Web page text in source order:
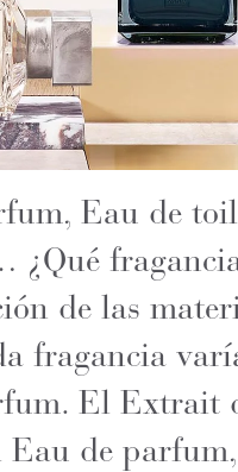
Eau de
¿Qué
de las
fragancia
El Extrait
Eau de